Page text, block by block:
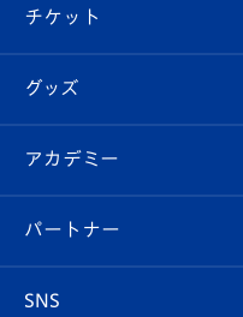
チケット
イベント
メディア
エンブレム紹介
スタッフプロフィール
マスコット紹介
はじめての観戦ガイド
Revive Team
ヴィヴィくんの長崎おも
試合日程/結果
フォトギャラリー
スタジアムグルメ
チケット
チケット
V-LOVERS（ファンクラ
プレイヤーズスイート
グッズ
オンラインショップ
店舗情報
アカデミー
育成からのお知らせ
パートナー
SNS